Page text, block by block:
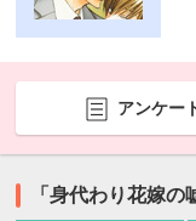
アンケー
「身代わり花嫁